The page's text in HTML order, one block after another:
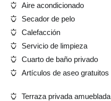
Aire acondicionado
Secador de pelo
Calefacción
Servicio de limpieza
Cuarto de baño privado
Artículos de aseo gratuitos
Terraza privada amueblada